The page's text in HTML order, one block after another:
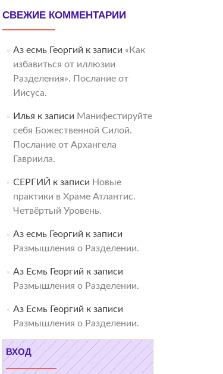
СВЕЖИЕ КОММЕНТАРИИ
Аз есмь Георгий к записи «Как
избавиться от иллюзии
Разделения». Послание от
Иисуса.
Илья к записи Манифестируйте
себя Божественной Силой.
Послание от Архангела
Гавриила.
СЕРГИЙ к записи Новые
практики в Храме Атлантис.
Четвёртый Уровень.
Аз есмь Георгий к записи
Размышления о Разделении.
Аз Есмь Георгий к записи
Размышления о Разделении.
Аз Есмь Георгий к записи
Размышления о Разделении.
ВХОД